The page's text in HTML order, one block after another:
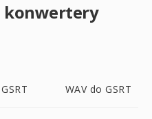
konwertery
WAV do GSRT